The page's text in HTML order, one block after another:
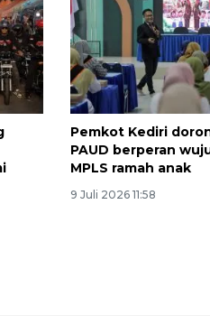
Pemkot Kediri
PAUD berperan
MPLS ramah anak
9 Juli 2026 11:58
160 ribu sambungan
jaringan gas 2026
2026-08-07 18:00:00